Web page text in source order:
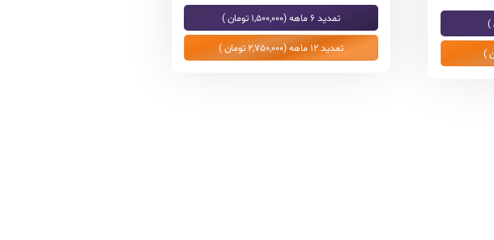
تمدید 6 ماهه (1,500,000 تومان )
تمدید 12 ماهه (2,750,000 تومان )